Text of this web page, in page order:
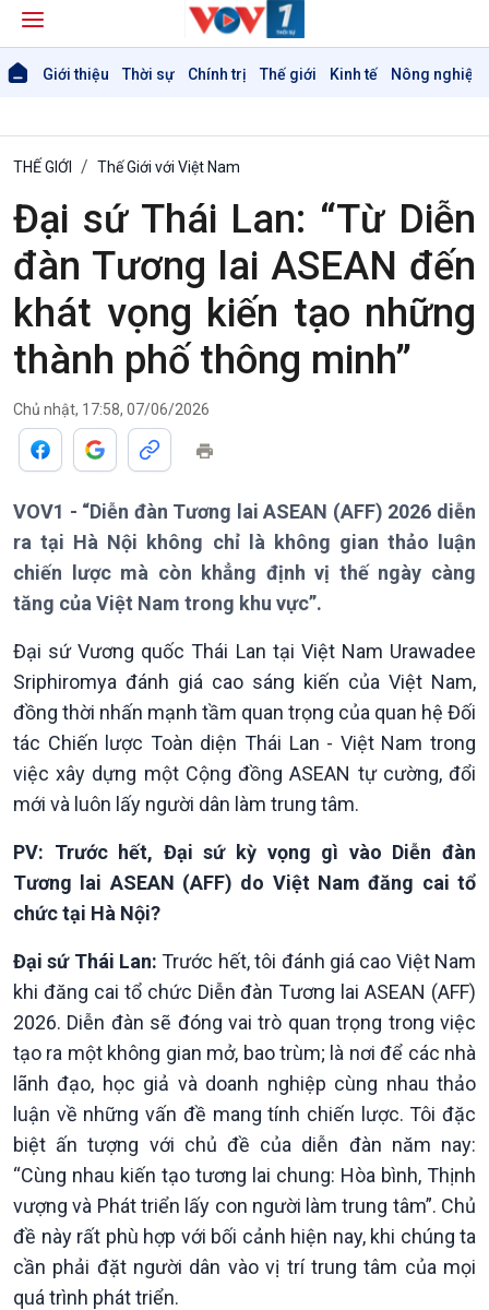
Giới thiệu Thời sự Chính trị Thế giới Kinh tế Nông nghiệp
Giới thiệu
Thời sự
Thời sự 6h
Thời sự 12h
Thời sự 21h30
Bản tin
Theo dòng Thời sự
THẾ GIỚI Thế Giới với Việt Nam
Đại sứ Thái Lan: “Từ Diễn
đàn Tương lai ASEAN đến
khát vọng kiến tạo những
thành phố thông minh”
Chủ nhật, 17:58, 07/06/2026
VOV1 - “Diễn đàn Tương lai ASEAN (AFF) 2026 diễn
ra tại Hà Nội không chỉ là không gian thảo luận
chiến lược mà còn khẳng định vị thế ngày càng
tăng của Việt Nam trong khu vực”.
Đại sứ Vương quốc Thái Lan tại Việt Nam Urawadee
Sriphiromya đánh giá cao sáng kiến của Việt Nam,
đồng thời nhấn mạnh tầm quan trọng của quan hệ Đối
tác Chiến lược Toàn diện Thái Lan - Việt Nam trong
việc xây dựng một Cộng đồng ASEAN tự cường, đổi
mới và luôn lấy người dân làm trung tâm.
PV: Trước hết, Đại sứ kỳ vọng gì vào Diễn đàn
Tương lai ASEAN (AFF) do Việt Nam đăng cai tổ
chức tại Hà Nội?
Đại sứ Thái Lan:Trước hết, tôi đánh giá cao Việt Nam
khi đăng cai tổ chức Diễn đàn Tương lai ASEAN (AFF)
2026. Diễn đàn sẽ đóng vai trò quan trọng trong việc
tạo ra một không gian mở, bao trùm; là nơi để các nhà
lãnh đạo, học giả và doanh nghiệp cùng nhau thảo
luận về những vấn đề mang tính chiến lược. Tôi đặc
biệt ấn tượng với chủ đề của diễn đàn năm nay:
“Cùng nhau kiến tạo tương lai chung: Hòa bình, Thịnh
vượng và Phát triển lấy con người làm trung tâm”. Chủ
đề này rất phù hợp với bối cảnh hiện nay, khi chúng ta
cần phải đặt người dân vào vị trí trung tâm của mọi
quá trình phát triển.